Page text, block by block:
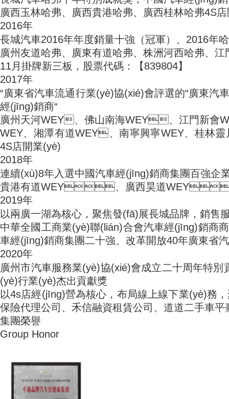
廣西玉林哈弗、廣西貴港哈弗、廣西桂林哈弗4S
2016年
長城汽車2016年年度銷量十強（冠軍）、2016年
廣州友道哈弗、廣東有道哈弗、株洲河西哈弗
11月掛牌新三板，股票代碼：【839804】
2017年
“廣東省汽車流通行業(yè)協(xié)會評選的“廣東汽車
經(jīng)銷商“
廣州天河WEY、佛山南海WEY、江門新
WEY、湘潭有道WEY、南寧興寧WEY、桂林
4S店開業(yè)
2018年
連續(xù)8年入選中國汽車經(jīng)銷商集團百強企
貴港有道WEY、廣西昊道WEY
2019年
以兩廣一湖為核心，聚焦發(fā)展長城品牌
中華全國工商業(yè)聯(lián)合會汽車經(jīng)銷商商
車經(jīng)銷商集團二十強、改革開放40年廣東
2020年
廣州市汽車服務業(yè)協(xié)會成立二十周年特
(yè)行業(yè)杰出貢獻獎
以4s店經(jīng)營為核心，布局線上線下業(yè)務
保險代理公司、禾信融資租賃公司、道道
集團榮譽
Group Honor